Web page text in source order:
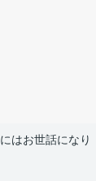
はお世話になり